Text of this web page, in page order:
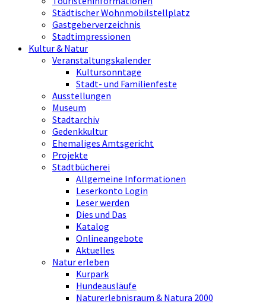
Städtischer Wohnmobilstellplatz
Gastgeberverzeichnis
Stadtimpressionen
Kultur & Natur
Veranstaltungskalender
Kultursonntage
Stadt- und Familienfeste
Ausstellungen
Museum
Stadtarchiv
Gedenkkultur
Ehemaliges Amtsgericht
Projekte
Stadtbücherei
Allgemeine Informationen
Leserkonto Login
Leser werden
Dies und Das
Katalog
Onlineangebote
Aktuelles
Natur erleben
Kurpark
Hundeausläufe
Naturerlebnisraum & Natura 2000